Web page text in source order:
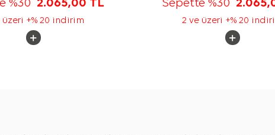
%30 2.065,00 TL
üzeri +% 20 indirim
Sepette %30
2 ve üzeri +% 20